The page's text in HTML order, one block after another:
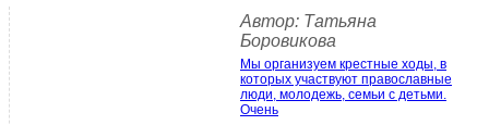
Автор: Татьяна
Боровикова
Мы организуем крестные ходы, в
которых участвуют православные
люди, молодежь, семьи с детьми.
Очень